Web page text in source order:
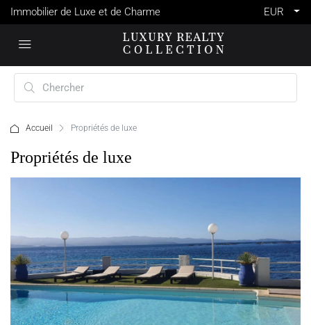
Immobilier de Luxe et de Charme EUR
Accueil Propriétés de luxe
Propriétés de luxe